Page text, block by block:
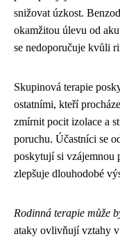
snižovat úzkost.
okamžitou úlevu od
se nedoporučuje kvůli
Skupinová terapie
ostatními, kteří
zmírnit pocit izolace a
poruchu. Účastníci se
poskytují si vzájemnou
zlepšuje dlouhodobé
Rodinná terapie může
ataky ovlivňují vztahy